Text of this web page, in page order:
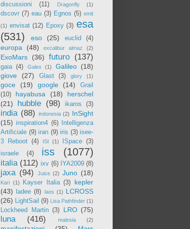
discussioni (11) Dragonfly (1)
dscovr (7) eau (3) Egnos (5) emit
(1) envisat (12) Epoxy (3) esa
(531)
eso (25) euclid (4)
europa (48) excalibur almaz (2)
ExoMars (36) futuro (137)
gaia (4) Galex (1) Galileo (18)
giove
(27) Glast (3) glory (1)
goce (19) google (14)
Grail
(10)
hayabusa (18)
herschel
(21)
hubble (98) ikaros (3)
india (88) indonesia (2) InSight
(15) inspiration4 (6)
Intelligenza
Artificiale (9) iran (9) iris (3) isee-
3 Reboot (4) ISI (1) ISpace (3)
israele
(4) iss (1077)
italia (112) ixv (6) IYA2009 (8)
jaxa (94) Juice (2) Juno (18)
Kari (1) Kayser Italia (3)
kepler
(43)
ladee (8) laos (1) LCROSS
(26) LightSail (9) Lisa Pathfinder (1)
Lockheed Martin (3) LRO (75)
luna (416) malesia (2)